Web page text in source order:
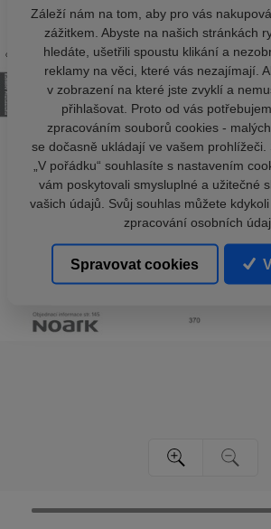
Záleží nám na tom, aby pro vás
zážitkem. Abyste na našich stránkách
hledáte, ušetřili spoustu klikání a
reklamy na věci, které vás nezajímají.
v zobrazení na které jste zvyklí a
přihlašovat. Proto od vás
zpracováním souborů cookies -
se dočasně ukládají ve vašem prohlížeči.
„V pořádku“ souhlasíte s nastavením
vám poskytovali smysluplné a užitečné
vašich údajů. Svůj souhlas můžete
zpracování osobních
Spravovat cookies